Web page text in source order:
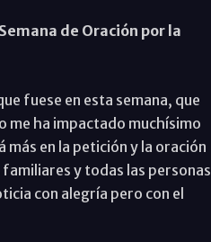
de Oración por la
fuese en esta semana, que
me ha impactado muchísimo
más en la petición y la oración
y todas las personas
con alegría pero con el